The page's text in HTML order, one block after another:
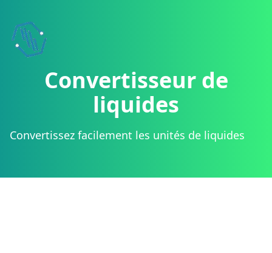
Convertisseur de
liquides
Convertissez facilement les unités de liquides